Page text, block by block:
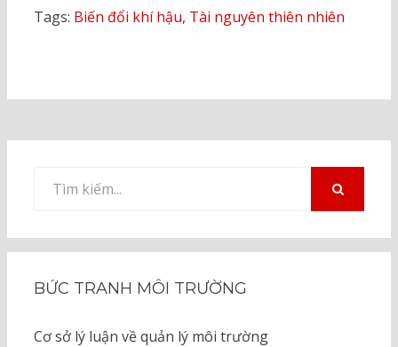
Tags: Biến đổi khí hậu, Tài nguyên thiên nhiên
kiếm
BỨC TRANH MÔI TRƯỜNG
Cơ sở lý luận về quản lý môi trường